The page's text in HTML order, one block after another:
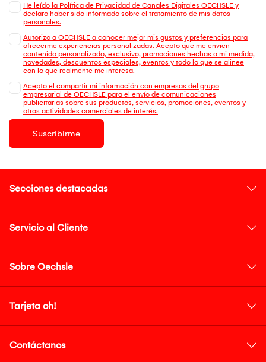
He leído la Política de Privacidad de Canales Digitales OECHSLE y
declaro haber sido informado sobre el tratamiento de mis datos
personales.
Autorizo a OECHSLE a conocer mejor mis gustos y preferencias para
ofrecerme experiencias personalizadas. Acepto que me envien
contenido personalizado, exclusivo, promociones hechas a mi medida,
novedades, descuentos especiales, eventos y todo lo que se alinee
con lo que realmente me interesa.
Acepto el compartir mi información con empresas del grupo
empresarial de OECHSLE para el envío de comunicaciones
publicitarias sobre sus productos, servicios, promociones, eventos y
otras actividades comerciales de interés.
Suscribirme
Secciones destacadas
Servicio al Cliente
Sobre Oechsle
Tarjeta oh!
Contáctanos